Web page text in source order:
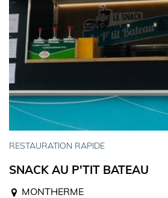
RESTAURATION RAPIDE
SNACK AU P'TIT BATEAU
MONTHERME